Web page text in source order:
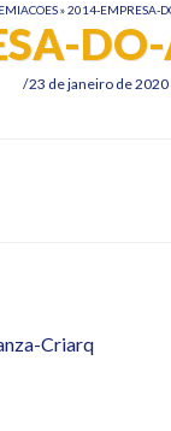
»2014-EMPRESA-
23 de janeiro de 2020
Criarq